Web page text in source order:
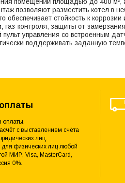
помещений площадью до 400 м²,
позволяют разместить котел в
обеспечивает стойкость к
газ-контроля, защиты от
пульт управления со встроенным
поддерживать заданную
с выставлением счёта
лиц.
физических лиц любой
МИР, Visa, MasterCard,
0%.